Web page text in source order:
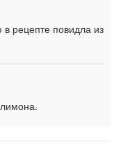
рецепте повидла из